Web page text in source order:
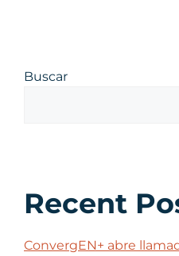
Buscar
Recent
ConvergEN+ abre